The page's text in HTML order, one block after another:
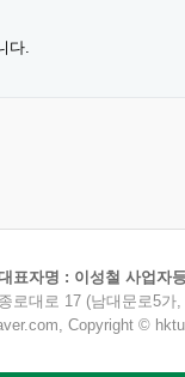
다.
표자명 : 이성철 사업자
로대로 17 (남대문로5가
Copyright ©